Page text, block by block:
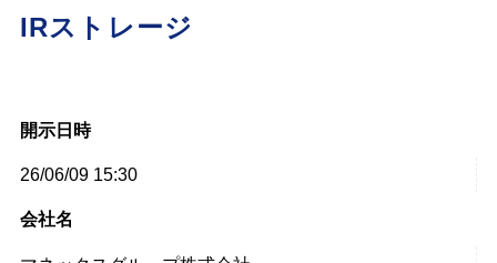
IRストレージ
開示日時
26/06/09 15:30
会社名